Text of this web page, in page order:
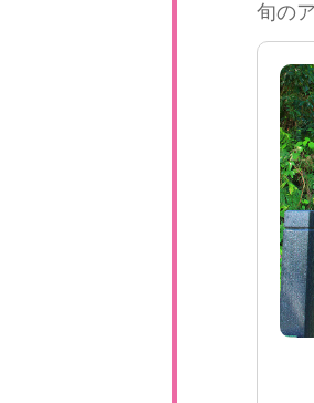
旬の